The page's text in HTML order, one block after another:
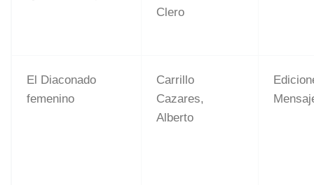
Clero
El Diaconado
femenino
Carrillo
Cazares,
Alberto